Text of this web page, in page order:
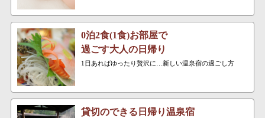
0泊2食(1食)お部屋で
過ごす大人の日帰り
1日あればゆったり贅沢に…新しい温泉宿の過ごし方
貸切のできる日帰り温泉宿